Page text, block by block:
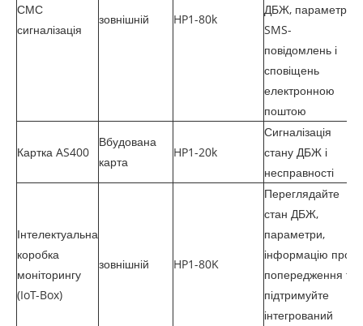
СМС
сигналізація
зовнішній HP1-80k
ДБЖ, параметрів,
SMS-
повідомлень і
сповіщень
електронною
поштою
Картка AS400
Вбудована
карта
HP1-20k
Сигналізація
стану ДБЖ і
несправності
Інтелектуальна
коробка
моніторингу
(IoT-Box)
зовнішній HP1-80K
Переглядайте
стан ДБЖ,
параметри,
інформацію про
попередження та
підтримуйте
інтегрований